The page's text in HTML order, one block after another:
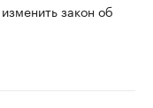
закон об